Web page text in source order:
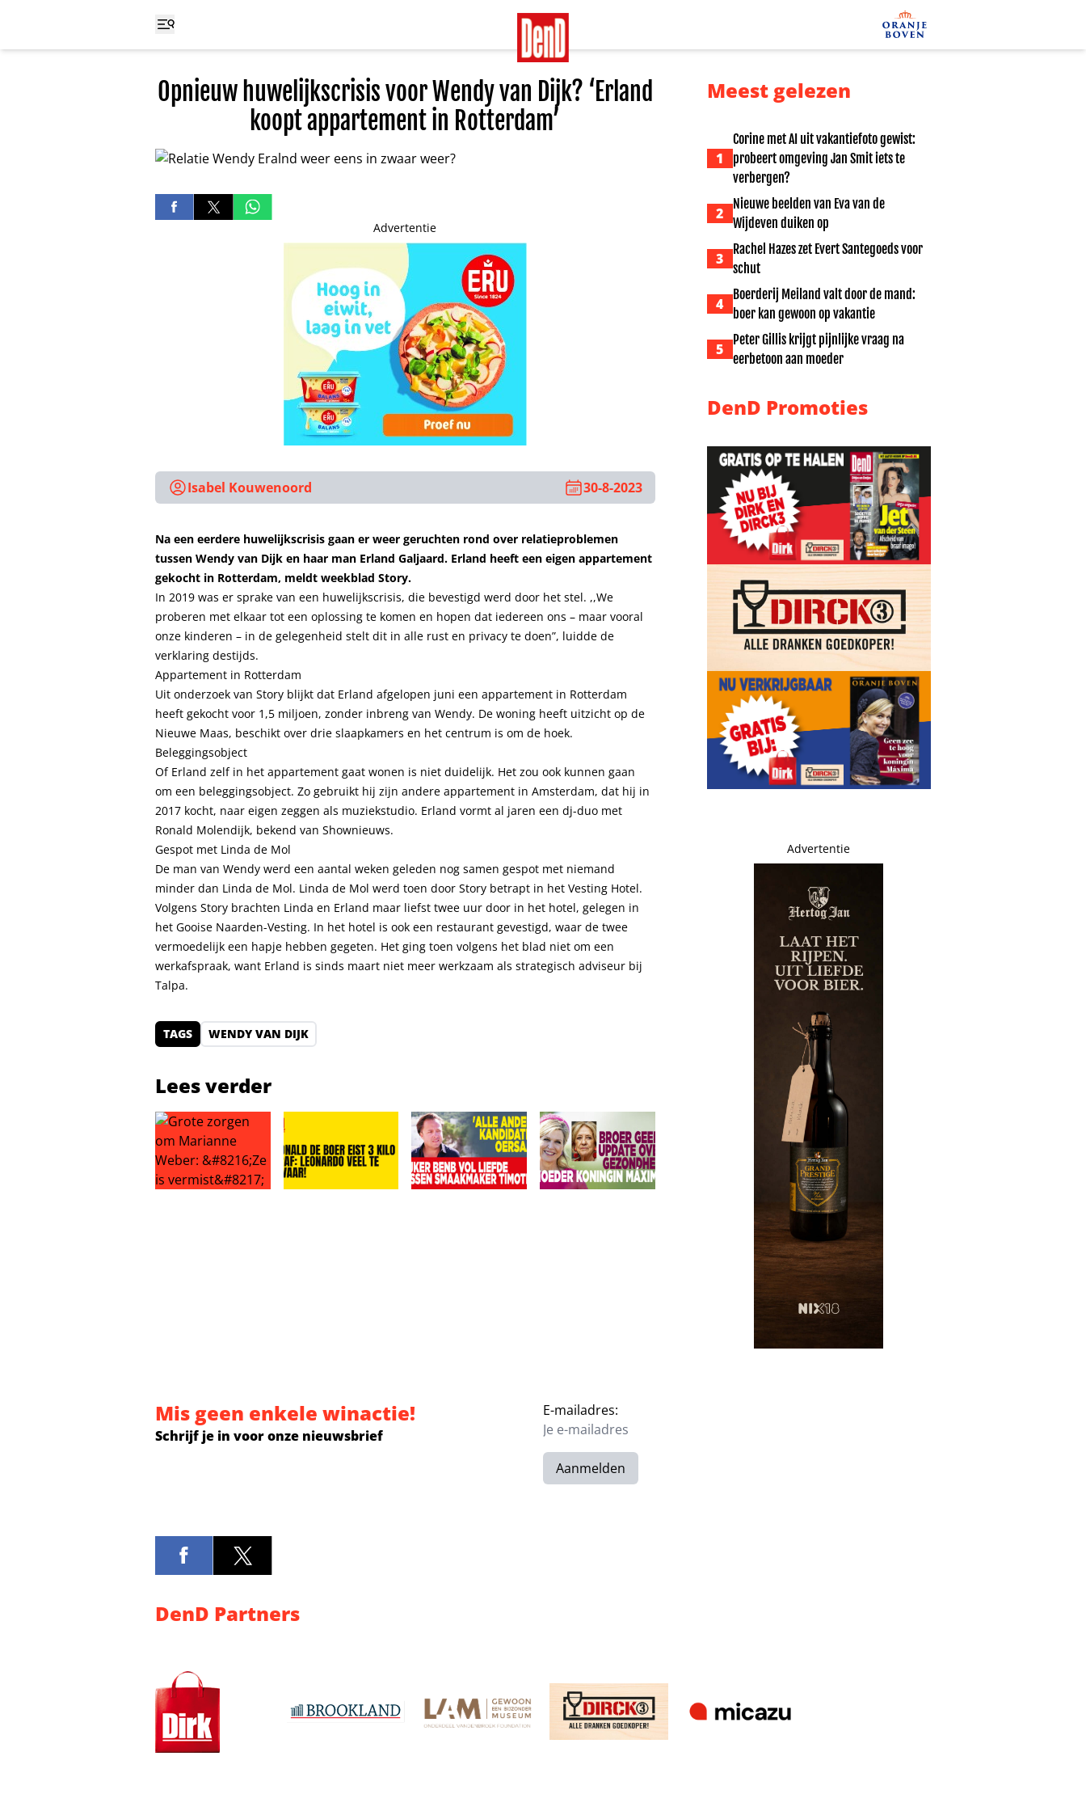
Opnieuw huwelijkscrisis voor Wendy van Dijk? ‘Erland
koopt appartement in Rotterdam’
Advertentie
Isabel Kouwenoord 30-8-2023
Na een eerdere huwelijkscrisis gaan er weer geruchten rond over relatieproblemen
tussen Wendy van Dijk en haar man Erland Galjaard. Erland heeft een eigen appartement
gekocht in Rotterdam, meldt weekblad Story.
In 2019 was er sprake van een huwelijkscrisis, die bevestigd werd door het stel. ,,We
proberen met elkaar tot een oplossing te komen en hopen dat iedereen ons – maar vooral
onze kinderen – in de gelegenheid stelt dit in alle rust en privacy te doen”, luidde de
verklaring destijds.
Appartement in Rotterdam
Uit onderzoek van Story blijkt dat Erland afgelopen juni een appartement in Rotterdam
heeft gekocht voor 1,5 miljoen, zonder inbreng van Wendy. De woning heeft uitzicht op de
Nieuwe Maas, beschikt over drie slaapkamers en het centrum is om de hoek.
Beleggingsobject
Of Erland zelf in het appartement gaat wonen is niet duidelijk. Het zou ook kunnen gaan
om een beleggingsobject. Zo gebruikt hij zijn andere appartement in Amsterdam, dat hij in
2017 kocht, naar eigen zeggen als muziekstudio. Erland vormt al jaren een dj-duo met
Ronald Molendijk, bekend van Shownieuws.
Gespot met Linda de Mol
De man van Wendy werd een aantal weken geleden nog samen gespot met niemand
minder dan Linda de Mol. Linda de Mol werd toen door Story betrapt in het Vesting Hotel.
Volgens Story brachten Linda en Erland maar liefst twee uur door in het hotel, gelegen in
het Gooise Naarden-Vesting. In het hotel is ook een restaurant gevestigd, waar de twee
vermoedelijk een hapje hebben gegeten. Het ging toen volgens het blad niet om een
werkafspraak, want Erland is sinds maart niet meer werkzaam als strategisch adviseur bij
Talpa.
TAGS WENDY VAN DIJK
Lees verder
Kijkers BenB Vol Liefde missen smaakmaker Timothy: ‘Alle andere kandidaten oersaai’
Broer geeft update over gezondheid moeder koningin Máxima
Meest gelezen
1
Corine met AI uit vakantiefoto gewist:
probeert omgeving Jan Smit iets te
verbergen?
2
Nieuwe beelden van Eva van de
Wijdeven duiken op
3
Rachel Hazes zet Evert Santegoeds voor
schut
4
Boerderij Meiland valt door de mand:
boer kan gewoon op vakantie
5
Peter Gillis krijgt pijnlijke vraag na
eerbetoon aan moeder
DenD Promoties
Advertentie
Mis geen enkele winactie!
Schrijf je in voor onze nieuwsbrief
E-mailadres:
Aanmelden
DenD Partners